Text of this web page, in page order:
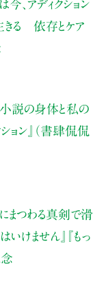
今、アディクション
きる 依存とケア
小説の身体と私の
ョン』（書肆侃侃
にまつわる真剣で滑
いけません』『もっ